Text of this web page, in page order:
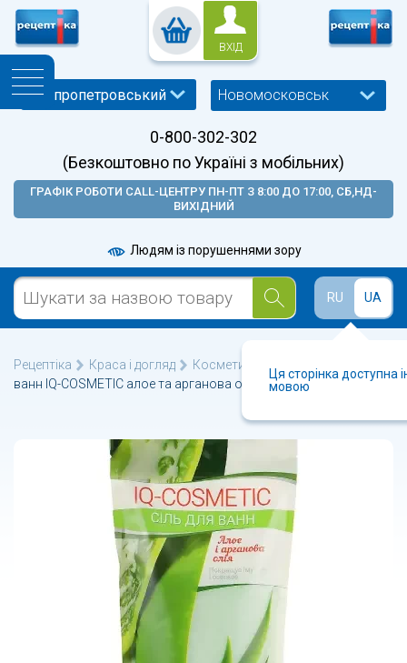
ВХІД
Новомосковськ
0-800-302-302
(Безкоштовно по Україні з мобільних)
ГРАФІК РОБОТИ CALL-ЦЕНТРУ ПН-ПТ З 8:00 ДО 17:00, СБ,НД-
ВИХІДНИЙ
Людям із порушеннями зору
RU UA
Ця сторінка доступна
мовою
Рецептіка Краса і догляд Косметика для тіла
ванн IQ-COSMETIC алое та арганова олія 500г